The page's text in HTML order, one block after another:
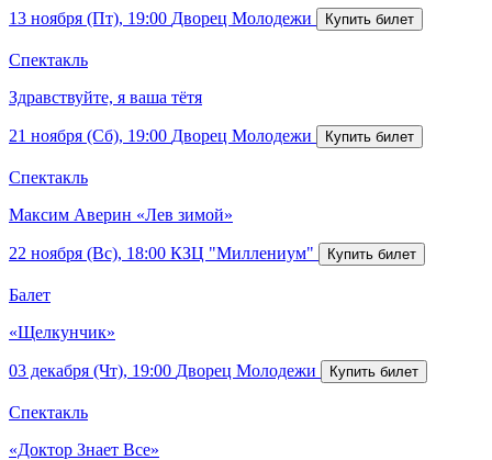
13 ноября (Пт), 19:00 Дворец Молодежи
Спектакль
Здравствуйте, я ваша тётя
21 ноября (Сб), 19:00 Дворец Молодежи
Спектакль
Максим Аверин «Лев зимой»
22 ноября (Вс), 18:00 КЗЦ "Миллениум"
Балет
«Щелкунчик»
03 декабря (Чт), 19:00 Дворец Молодежи
Спектакль
«Доктор Знает Все»